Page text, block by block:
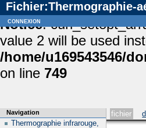
Notice:
value 2 will be used
/home/u169543546/
on line 749
Fichier:Thermographie-
fichier
Navigation
Thermographie infrarouge,
connexion